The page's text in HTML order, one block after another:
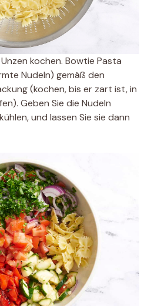
Unzen kochen. Bowtie Pasta
Nudeln) gemäß den
(kochen, bis er zart ist, in
Geben Sie die Nudeln
und lassen Sie sie dann